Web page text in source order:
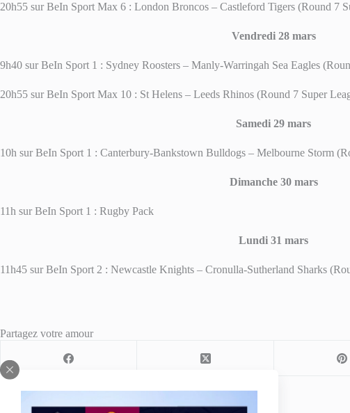
20h55 sur BeIn Sport Max 6 : London Broncos – Castleford Tigers (Round 7
Vendredi 28 mars
9h40 sur BeIn Sport 1 : Sydney Roosters – Manly-Warringah Sea Eagles
20h55 sur BeIn Sport Max 10 : St Helens – Leeds Rhinos (Round 7 Super
Samedi 29 mars
10h sur BeIn Sport 1 : Canterbury-Bankstown Bulldogs – Melbourne Storm
Dimanche 30 mars
11h sur BeIn Sport 1 : Rugby Pack
Lundi 31 mars
11h45 sur BeIn Sport 2 : Newcastle Knights – Cronulla-Sutherland Sharks
Partagez votre amour